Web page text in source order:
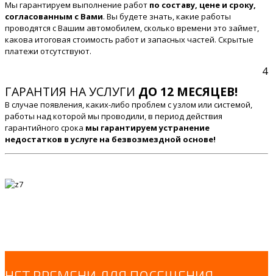
Мы гарантируем выполнение работ по составу, цене и сроку,
согласованным с Вами. Вы будете знать, какие работы
проводятся с Вашим автомобилем, сколько времени это займет,
какова итоговая стоимость работ и запасных частей. Скрытые
платежи отсутствуют.
4
ГАРАНТИЯ НА УСЛУГИ ДО 12 МЕСЯЦЕВ!
В случае появления, каких-либо проблем с узлом или системой,
работы над которой мы проводили, в период действия
гарантийного срока мы гарантируем устранение
недостатков в услуге на безвозмездной основе!